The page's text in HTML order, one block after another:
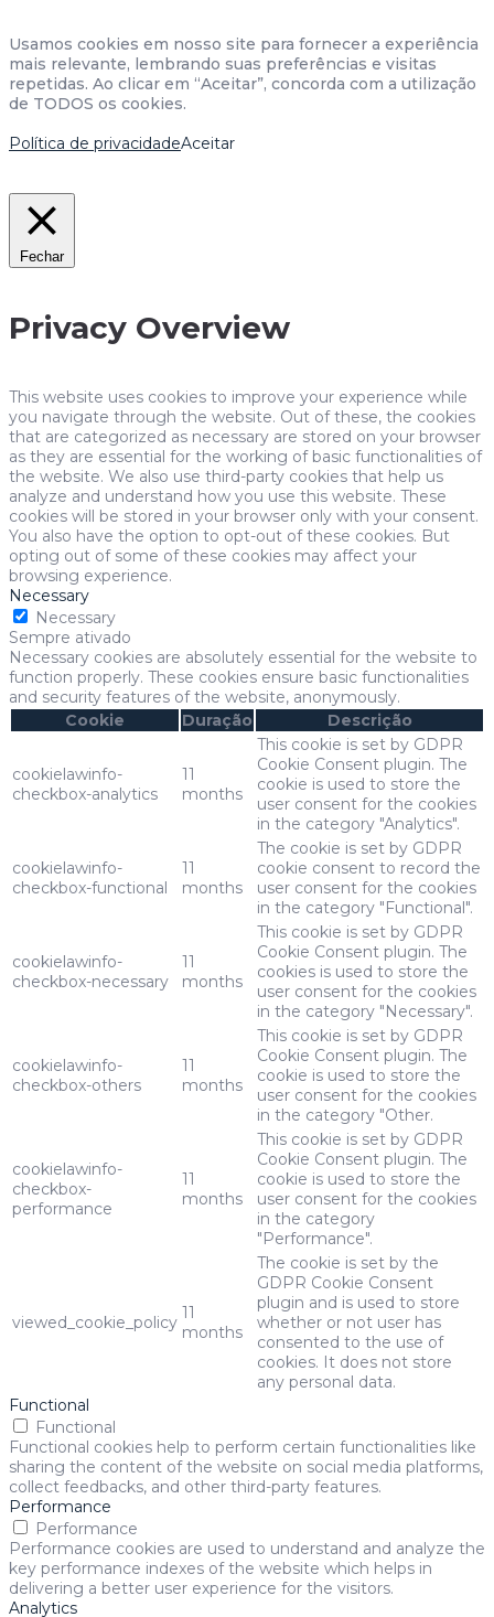
Usamos cookies em nosso site para fornecer a experiência
mais relevante, lembrando suas preferências e visitas
repetidas. Ao clicar em “Aceitar”, concorda com a utilização
de TODOS os cookies.
Política de privacidadeAceitar
Fechar
Privacy Overview
This website uses cookies to improve your experience while
you navigate through the website. Out of these, the cookies
that are categorized as necessary are stored on your browser
as they are essential for the working of basic functionalities of
the website. We also use third-party cookies that help us
analyze and understand how you use this website. These
cookies will be stored in your browser only with your consent.
You also have the option to opt-out of these cookies. But
opting out of some of these cookies may affect your
browsing experience.
Necessary
Necessary
Sempre ativado
Necessary cookies are absolutely essential for the website to
function properly. These cookies ensure basic functionalities
and security features of the website, anonymously.
Cookie
Duração Descrição
cookielawinfo-
checkbox-analytics
11
months
This cookie is set by GDPR
Cookie Consent plugin. The
cookie is used to store the
user consent for the cookies
in the category "Analytics".
cookielawinfo-
checkbox-functional
11
months
The cookie is set by GDPR
cookie consent to record the
user consent for the cookies
in the category "Functional".
cookielawinfo-
checkbox-necessary
11
months
This cookie is set by GDPR
Cookie Consent plugin. The
cookies is used to store the
user consent for the cookies
in the category "Necessary".
cookielawinfo-
checkbox-others
11
months
This cookie is set by GDPR
Cookie Consent plugin. The
cookie is used to store the
user consent for the cookies
in the category "Other.
cookielawinfo-
checkbox-
performance
11
months
This cookie is set by GDPR
Cookie Consent plugin. The
cookie is used to store the
user consent for the cookies
in the category
"Performance".
viewed_cookie_policy 11
months
The cookie is set by the
GDPR Cookie Consent
plugin and is used to store
whether or not user has
consented to the use of
cookies. It does not store
any personal data.
Functional
Functional
Functional cookies help to perform certain functionalities like
sharing the content of the website on social media platforms,
collect feedbacks, and other third-party features.
Performance
Performance
Performance cookies are used to understand and analyze the
key performance indexes of the website which helps in
delivering a better user experience for the visitors.
Analytics